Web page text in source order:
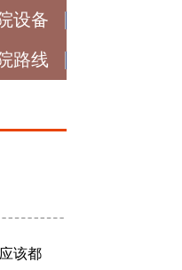
设备
路线
该都